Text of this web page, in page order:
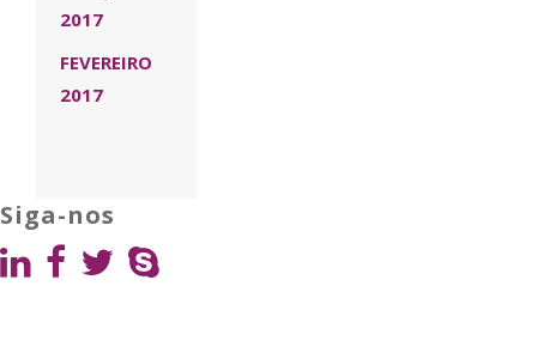
2017
FEVEREIRO
2017
Siga-nos